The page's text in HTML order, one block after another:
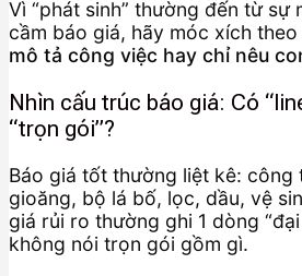
Vì “phát sinh” thường đến từ sự
cầm báo giá, hãy móc xích
mô tả công việc hay chỉ nêu
Nhìn cấu trúc báo giá: Có
“trọn gói”?
Báo giá tốt thường liệt kê:
gioăng, bộ lá bố, lọc, dầu, vệ
giá rủi ro thường ghi 1 dòng
không nói trọn gói gồm gì.